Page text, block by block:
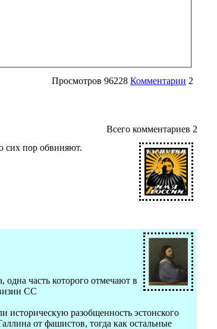
Просмотров 96228 Комментарии 2
Всего комментариев 2
сих пор обвиняют.
одна часть которого отмечают в
СС
историческую разобщенность эстонского
от фашистов, тогда как остальные